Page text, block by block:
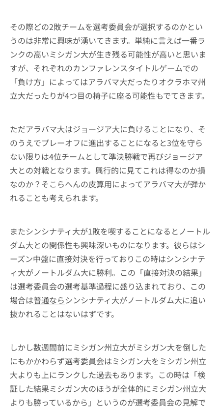
その際どの2敗チームを選考委員会が選択するのかとい
うのは非常に興味が湧いてきます。単純に言えば一番ラ
ンクの高いミシガン大が生き残る可能性が高いと思いま
すが、それぞれのカンファレンスタイトルゲームでの
「負け方」によってはアラバマ大だったりオクラホマ州
立大だったりが4つ目の椅子に座る可能性もでてきます。
ただアラバマ大はジョージア大に負けることになり、そ
のうえでプレーオフに進出することになると3位を守ら
ない限りは4位チームとして準決勝戦で再びジョージア
大との対戦となります。興行的に見てこれは得なのか損
なのか？そこらへんの皮算用によってアラバマ大が弾か
れることも考えられます。
またシンシナティ大が1敗を喫することになるとノートル
ダム大との関係性も興味深いものになります。彼らはシ
ーズン中盤に直接対決を行っておりこの時はシンシナテ
ィ大がノートルダム大に勝利。この「直接対決の結果」
は選考委員会の選考基準過程に盛り込まれており、この
場合は普通ならシンシナティ大がノートルダム大に追い
抜かれることはないはずです。
しかし数週間前にミシガン州立大がミシガン大を倒した
にもかかわらず選考委員会はミシガン大をミシガン州立
大よりも上にランクした過去もあります。この時は「検
証した結果ミシガン大のほうが全体的にミシガン州立大
よりも勝っているから」というのが選考委員会の見解で